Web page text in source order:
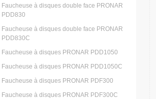
Faucheuse à disques double face PRONAR
PDD830
Faucheuse à disques double face PRONAR
PDD830C
Faucheuse à disques PRONAR PDD1050
Faucheuse à disques PRONAR PDD1050C
Faucheuse à disques PRONAR PDF300
Faucheuse à disques PRONAR PDF300C